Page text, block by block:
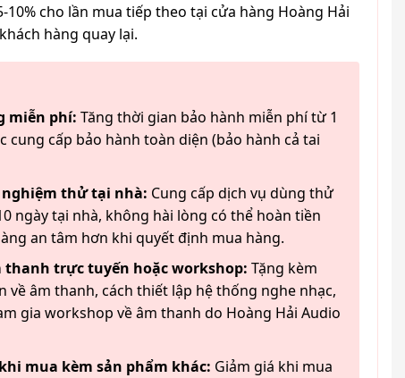
10% cho lần mua tiếp theo tại cửa hàng Hoàng Hải
hàng quay lại.
miễn phí: Tăng thời gian bảo hành miễn phí từ 1
cung cấp bảo hành toàn diện (bảo hành cả tai
thử tại nhà: Cung cấp dịch vụ dùng thử
ngày tại nhà, không hài lòng có thể hoàn tiền
an tâm hơn khi quyết định mua hàng.
thanh trực tuyến hoặc workshop: Tặng kèm
về âm thanh, cách thiết lập hệ thống nghe nhạc,
gia workshop về âm thanh do Hoàng Hải Audio
mua kèm sản phẩm khác: Giảm giá khi mua